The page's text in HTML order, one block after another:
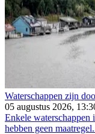
Waterschappen zijn
05 augustus 2026,
Enkele waterschappen
hebben geen